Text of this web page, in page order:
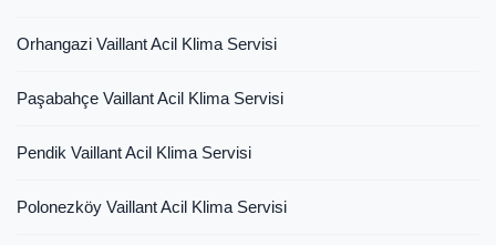
Orhangazi Vaillant Acil Klima Servisi
Paşabahçe Vaillant Acil Klima Servisi
Pendik Vaillant Acil Klima Servisi
Polonezköy Vaillant Acil Klima Servisi